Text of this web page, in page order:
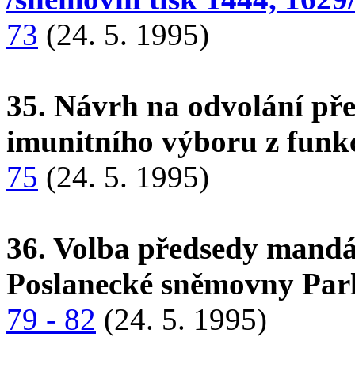
73 (24. 5. 1995)
35. Návrh na odvolání
imunitního výboru z
75 (24. 5. 1995)
36. Volba předsedy
Poslanecké sněmovny
79 - 82 (24. 5. 1995)